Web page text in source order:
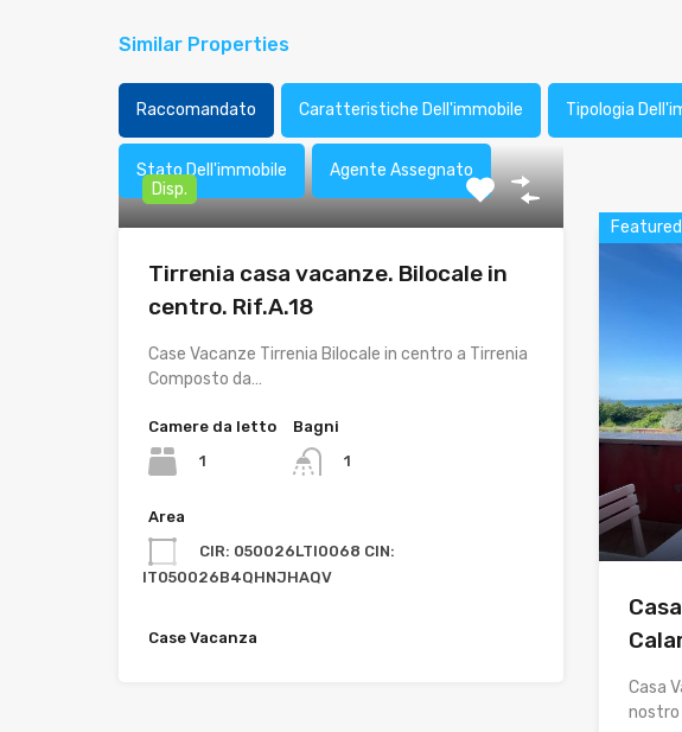
Similar Properties
Raccomandato Caratteristiche Dell'immobile Tipologia
Stato Dell'immobile
Agente Assegnato
Disp.
Tirrenia casa vacanze. Bilocale in
centro. Rif.A.18
Case Vacanze Tirrenia Bilocale in centro a Tirrenia
Composto da…
Camere da letto
1
Bagni
1
Area
CIR: 050026LTI0068 CIN:
IT050026B4QHNJHAQV
Case Vacanza
Featured
Casa
nostro